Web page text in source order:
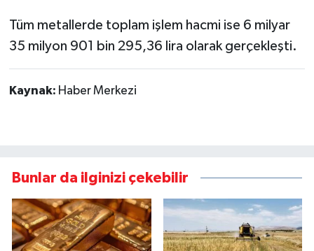
Tüm metallerde toplam işlem hacmi ise 6 milyar
35 milyon 901 bin 295,36 lira olarak gerçekleşti.
Kaynak: Haber Merkezi
Bunlar da ilginizi çekebilir